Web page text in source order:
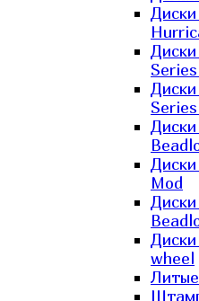
Mod
Диски
wheel
Литые